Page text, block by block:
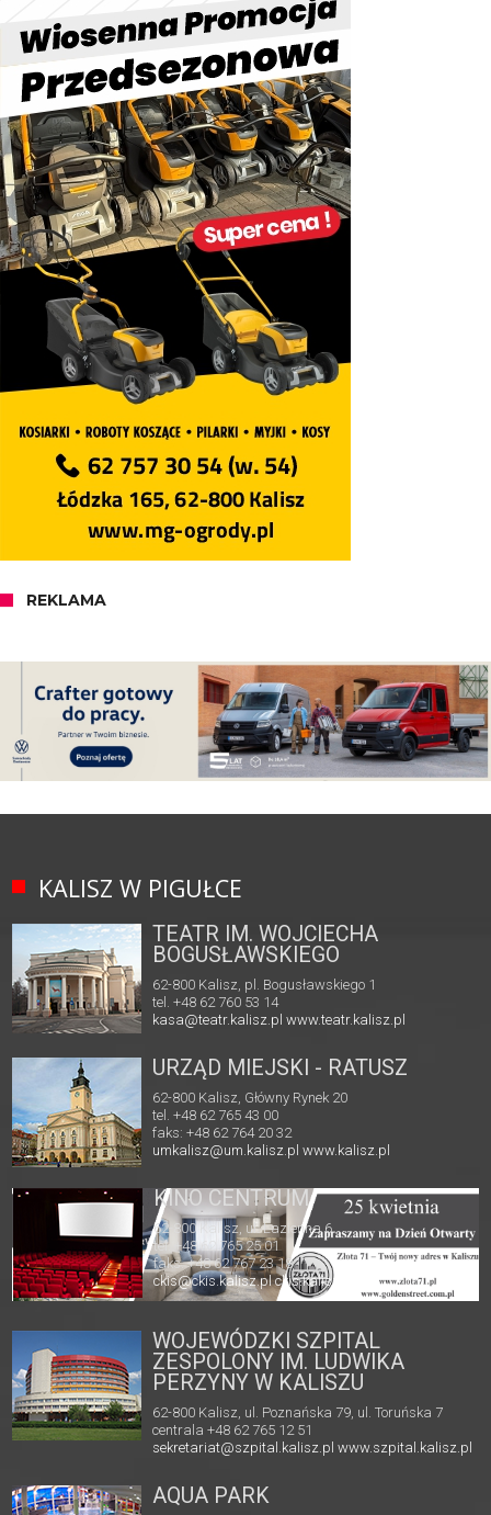
REKLAMA
KALISZ W PIGUŁCE
TEATR IM. WOJCIECHA
BOGUSŁAWSKIEGO
62-800 Kalisz, pl. Bogusławskiego 1
tel. +48 62 760 53 14
kasa@teatr.kalisz.pl www.teatr.kalisz.pl
URZĄD MIEJSKI - RATUSZ
62-800 Kalisz, Główny Rynek 20
tel. +48 62 765 43 00
faks: +48 62 764 20 32
umkalisz@um.kalisz.plwww.kalisz.pl
KINO CENTRUM
62-800 Kalisz, ul. Łazienna 6
tel. +48 62 765 25 01
faks. +48 62 767 23 18
ckis@ckis.kalisz.pl ckis.kalisz.pl/
WOJEWÓDZKI SZPITAL
ZESPOLONY IM. LUDWIKA
PERZYNY W KALISZU
62-800 Kalisz, ul. Poznańska 79, ul. Toruńska 7
centrala +48 62 765 12 51
sekretariat@szpital.kalisz.pl www.szpital.kalisz.pl
AQUA PARK